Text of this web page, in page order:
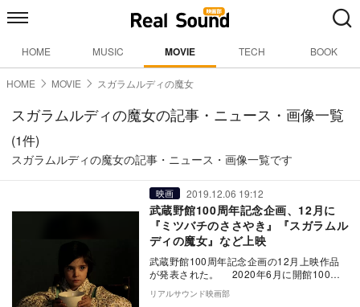
HOME MUSIC MOVIE TECH BOOK
HOME MOVIE スガラムルディの魔女
スガラムルディの魔女の記事・ニュース・画像一覧
(1件)
スガラムルディの魔女の記事・ニュース・画像一覧です
映画 2019.12.06 19:12
武蔵野館100周年記念企画、12月に
『ミツバチのささやき』『スガラムル
ディの魔女』など上映
武蔵野館100周年記念企画の12月上映作品
が発表された。 2020年6月に開館100周
年を迎える新宿武蔵野館。感謝の気持ち
を…
リアルサウンド映画部